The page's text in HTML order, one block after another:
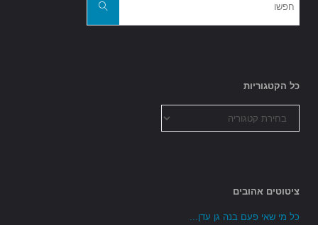
חפשו
כל הקטגוריות
הקטגוריות
ציטוטים אהובים
כל מי שאי פעם בנה גן עדן...